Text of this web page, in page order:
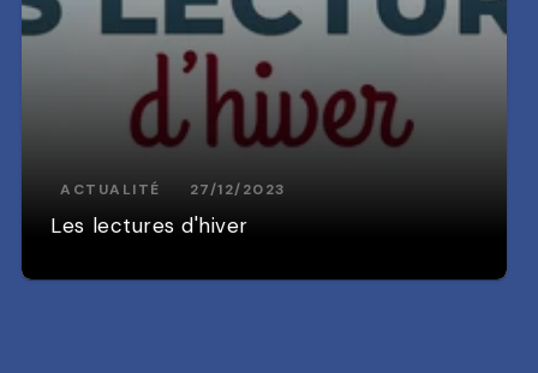
ACTUALITÉ 27/12/2023
Les lectures d'hiver